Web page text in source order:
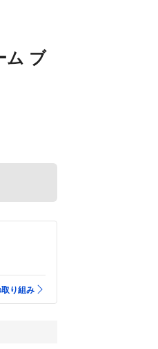
ム ブ
り組み